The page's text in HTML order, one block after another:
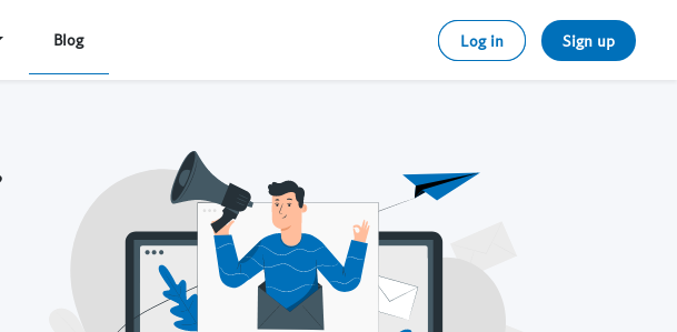
Blog Log in Sign up